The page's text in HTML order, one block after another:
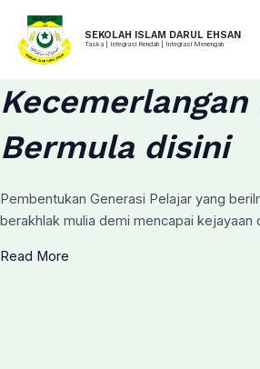
content
SEKOLAH ISLAM DARUL EHSAN
Taska | Integrasi Rendah | Integrasi Menengah
Kecemerlangan
Bermula disini
Pembentukan Generasi Pelajar yang
berakhlak mulia demi mencapai kejayaan
Read More